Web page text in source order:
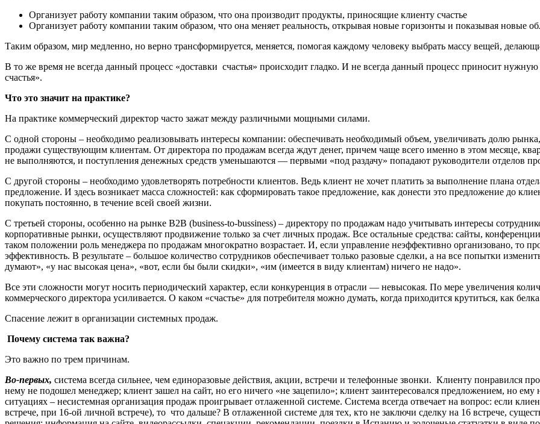
Организует работу компании таким образом, что она производит продукты, приносящие клиенту счастье
Организует работу компании таким образом, что она меняет реальность, открывая новые горизонты и показывая новые
Таким образом, мир медленно, но верно трансформируется, меняется, помогая каждому человеку выбрать массу вещей,
В то же время не всегда данный процесс «доставки счастья» происходит гладко. И не всегда данный процесс приносит
счастья».
Что это значит на практике?
На практике коммерческий директор часто зажат между различными мощными силами.
С одной стороны – необходимо реализовывать интересы компании: обеспечивать необходимый объем, увеличивать долю
продажи существующим клиентам. От директора по продажам всегда ждут денег, причем чаще всего именно в этом месяце,
не выполняются, и поступления денежных средств уменьшаются — первыми «под раздачу» попадают руководители отделов
С другой стороны – необходимо удовлетворять потребности клиентов. Ведь клиент не хочет платить за выполнение плана
предложение. И здесь возникает масса сложностей: как сформировать такое предложение, как донести это предложение до
покупать постоянно, в течение всей своей жизни.
С третьей стороны, особенно на рынке В2В (business-to-bussiness) – директору по продажам надо учитывать интересы
корпоративные рынки, осуществляют продвижение только за счет личных продаж. Все остальные средства: сайты,
таком положении роль менеджера по продажам многократно возрастает. И, если управление неэффективно организовано, то
эффективность. В результате – большое количество сотрудников обеспечивает только разовые сделки, а на все попытки
думают», «у нас высокая цена», «вот, если бы были скидки», «им (имеется в виду клиентам) ничего не надо».
Все эти сложности могут носить периодический характер, если конкуренция в отрасли — невысокая. По мере увеличения
коммерческого директора усиливается. О каком «счастье» для потребителя можно думать, когда приходится крутиться, как
Спасение лежит в организации системных продаж.
Почему система так важна?
Это важно по трем причинам.
Во-первых, система всегда сильнее, чем единоразовые действия, акции, встречи и телефонные звонки. Клиенту понравился
нему не подошел менеджер; клиент зашел на сайт, но его ничего «не зацепило»; клиент заинтересовался предложением, но
ситуациях – несистемная организация продаж проигрывает отлаженной системе. Система всегда отвечает на вопрос: если
встрече, при 16-ой личной встрече), то что дальше? В отлаженной системе для тех, кто не заключи сделку на 16 встрече,